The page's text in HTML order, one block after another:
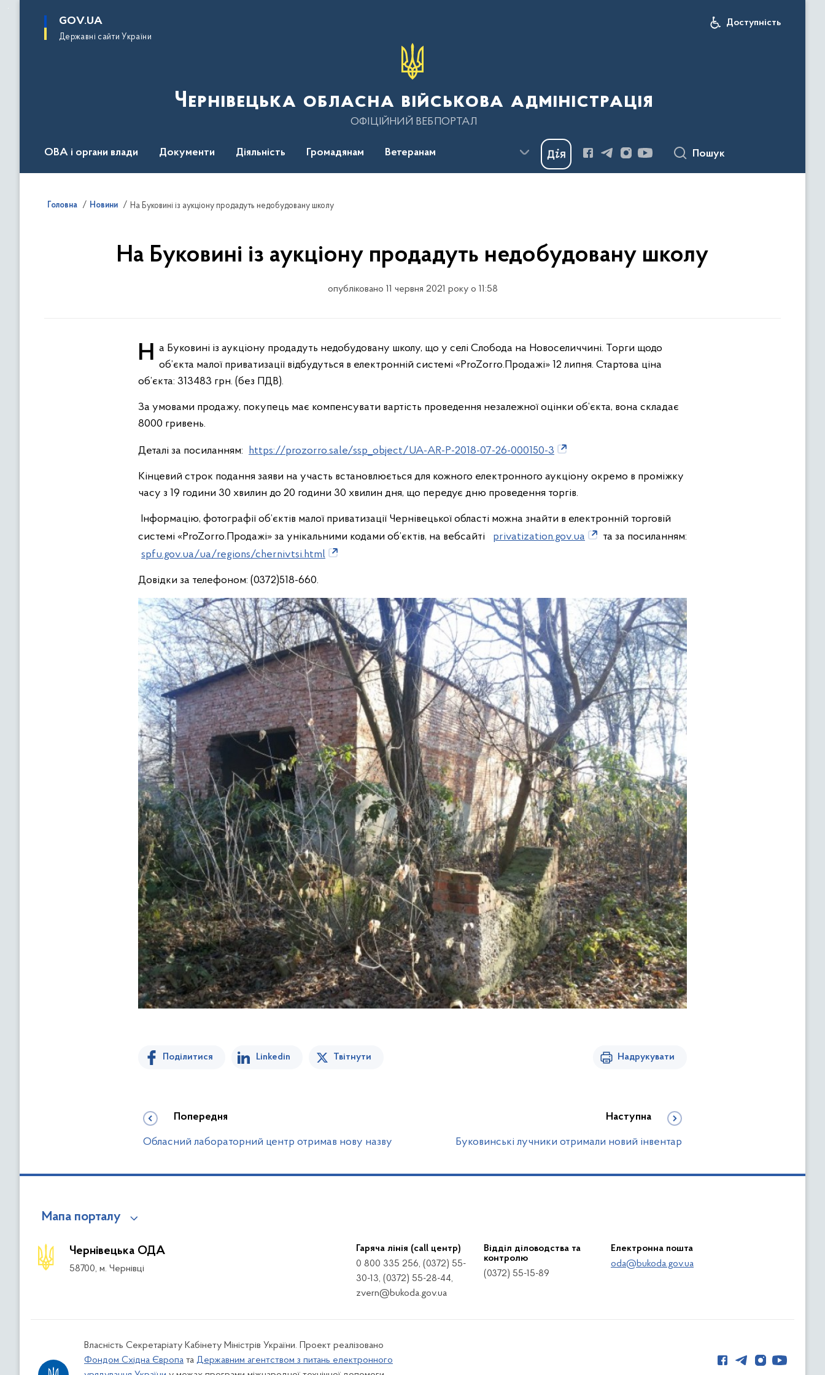
основного
GOV.UA
Державні сайти України
Доступність
Чернівецька обласна військова адміністрація
ОФІЦІЙНИЙ ВЕБПОРТАЛ
ОВА і органи влади Документи Діяльність Громадянам Ветеранам Пошук
Головна Новини На Буковині із аукціону продадуть недобудовану школу
На Буковині із аукціону продадуть недобудовану школу
опубліковано 11 червня 2021 року о 11:58
На Буковині із аукціону продадуть недобудовану школу, що у селі Слобода на Новоселиччині. Торги щодо об’єкта малої приватизації відбудуться в електронній системі «ProZorro.Продажі» 12 липня. Стартова ціна
об’єкта: 313483 грн. (без ПДВ).
За умовами продажу, покупець має компенсувати вартість проведення незалежної оцінки об’єкта, вона складає
8000 гривень.
Деталі за посиланням: https://prozorro.sale/ssp_object/UA-AR-P-2018-07-26-000150-3
Кінцевий строк подання заяви на участь встановлюється для кожного електронного аукціону окремо в проміжку
часу з 19 години 30 хвилин до 20 години 30 хвилин дня, що передує дню проведення торгів.
Інформацію, фотографії об’єктів малої приватизації Чернівецької області можна знайти в електронній торговій
системі «ProZorro.Продажі» за унікальними кодами об’єктів, на вебсайті
privatization.gov.ua
та за посиланням:
spfu.gov.ua/ua/regions/chernivtsi.html
Довідки за телефоном: (0372)518-660.
Поділитися Linkedin Твітнути Надрукувати
Попередня
Обласний лабораторний центр отримав нову назву
Наступна
Буковинські лучники отримали новий інвентар
Мапа порталу
Чернівецька ОДА
58700, м. Чернівці
Гаряча лінія (call центр)
0 800 335 256, (0372) 55-
30-13, (0372) 55-28-44,
zvern@bukoda.gov.ua
Відділ діловодства та
контролю
(0372) 55-15-89
Електронна пошта
oda@bukoda.gov.ua
Власність Секретаріату Кабінету Міністрів України. Проект реалізовано
Фондом Східна Європа та Державним агентством з питань електронного